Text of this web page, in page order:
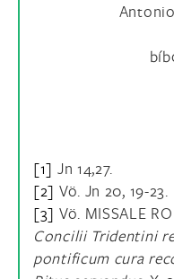
[1] Jn 14,27.
[2] Vö. Jn 20, 19-23.
[3] Vö. MISSALE
Concilii Tridentini
pontificum cura